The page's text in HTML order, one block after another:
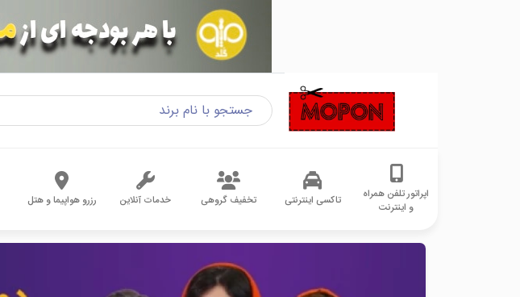
اپراتور تلفن همراه
و اینترنت
تاکسی اینترنتی تخفیف گروهی خدمات آنلاین رزرو هواپیما و هتل